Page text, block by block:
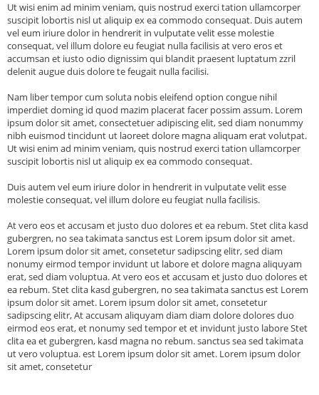
Ut wisi enim ad minim veniam, quis nostrud exerci tation ullamcorper
suscipit lobortis nisl ut aliquip ex ea commodo consequat. Duis autem
vel eum iriure dolor in hendrerit in vulputate velit esse molestie
consequat, vel illum dolore eu feugiat nulla facilisis at vero eros et
accumsan et iusto odio dignissim qui blandit praesent luptatum zzril
delenit augue duis dolore te feugait nulla facilisi.
Nam liber tempor cum soluta nobis eleifend option congue nihil
imperdiet doming id quod mazim placerat facer possim assum. Lorem
ipsum dolor sit amet, consectetuer adipiscing elit, sed diam nonummy
nibh euismod tincidunt ut laoreet dolore magna aliquam erat volutpat.
Ut wisi enim ad minim veniam, quis nostrud exerci tation ullamcorper
suscipit lobortis nisl ut aliquip ex ea commodo consequat.
Duis autem vel eum iriure dolor in hendrerit in vulputate velit esse
molestie consequat, vel illum dolore eu feugiat nulla facilisis.
At vero eos et accusam et justo duo dolores et ea rebum. Stet clita kasd
gubergren, no sea takimata sanctus est Lorem ipsum dolor sit amet.
Lorem ipsum dolor sit amet, consetetur sadipscing elitr, sed diam
nonumy eirmod tempor invidunt ut labore et dolore magna aliquyam
erat, sed diam voluptua. At vero eos et accusam et justo duo dolores et
ea rebum. Stet clita kasd gubergren, no sea takimata sanctus est Lorem
ipsum dolor sit amet. Lorem ipsum dolor sit amet, consetetur
sadipscing elitr, At accusam aliquyam diam diam dolore dolores duo
eirmod eos erat, et nonumy sed tempor et et invidunt justo labore Stet
clita ea et gubergren, kasd magna no rebum. sanctus sea sed takimata
ut vero voluptua. est Lorem ipsum dolor sit amet. Lorem ipsum dolor
sit amet, consetetur